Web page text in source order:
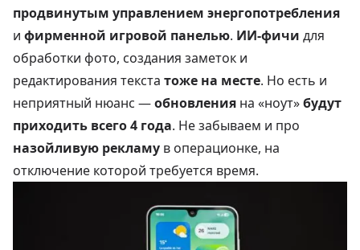
продвинутым управлением энергопотребления
и фирменной игровой панелью. ИИ-фичи для
обработки фото, создания заметок и
редактирования текста тоже на месте. Но есть и
неприятный нюанс —обновления на «ноут»будут
приходить всего 4 года. Не забываем и про
назойливую рекламу в операционке, на
отключение которой требуется время.